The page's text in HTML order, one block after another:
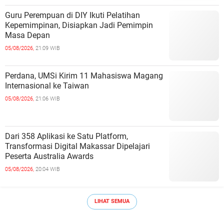
Guru Perempuan di DIY Ikuti Pelatihan
Kepemimpinan, Disiapkan Jadi Pemimpin
Masa Depan
05/08/2026, 21:09 WIB
Perdana, UMSi Kirim 11 Mahasiswa Magang
Internasional ke Taiwan
05/08/2026, 21:06 WIB
Dari 358 Aplikasi ke Satu Platform,
Transformasi Digital Makassar Dipelajari
Peserta Australia Awards
05/08/2026, 20:04 WIB
LIHAT SEMUA